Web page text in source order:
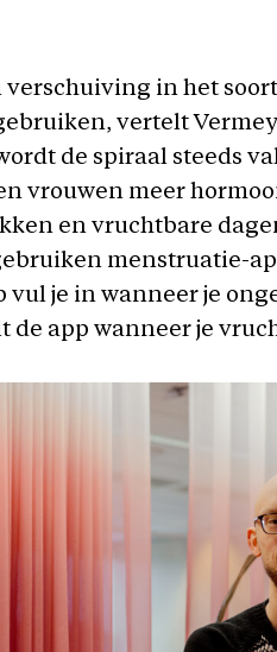
verschuiving in het
vertelt
de spiraal steeds
vrouwen meer
en vruchtbare
menstruatie-
vul je in wanneer je
de app wanneer je